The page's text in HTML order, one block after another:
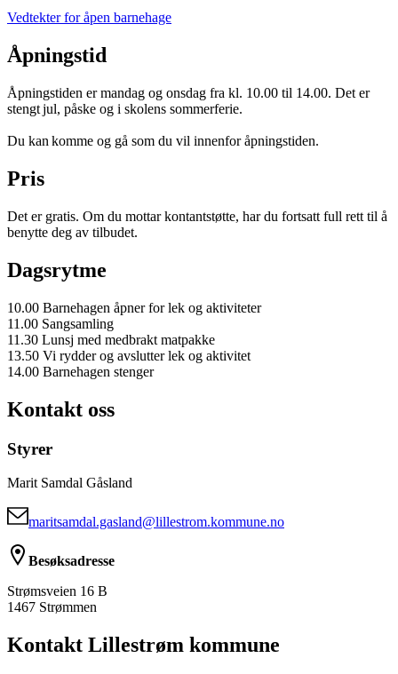
Vedtekter for åpen barnehage
Åpningstid
Åpningstiden er mandag og onsdag fra kl. 10.00 til 14.00. Det er
stengt jul, påske og i skolens sommerferie.
Du kan komme og gå som du vil innenfor åpningstiden.
Pris
Det er gratis. Om du mottar kontantstøtte, har du fortsatt full rett til å
benytte deg av tilbudet.
Dagsrytme
10.00 Barnehagen åpner for lek og aktiviteter
11.00 Sangsamling
11.30 Lunsj med medbrakt matpakke
13.50 Vi rydder og avslutter lek og aktivitet
14.00 Barnehagen stenger
Kontakt oss
Styrer
Marit Samdal Gåsland
maritsamdal.gasland@lillestrom.kommune.no
Besøksadresse
Strømsveien 16 B
1467 Strømmen
Kontakt Lillestrøm kommune